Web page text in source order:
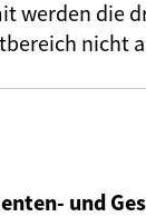
werden die
nicht
und